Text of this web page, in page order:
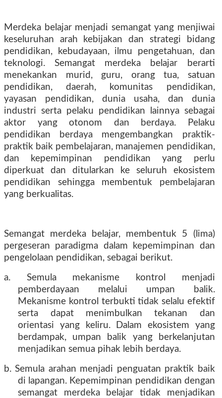
Merdeka belajar menjadi semangat yang menjiwai
keseluruhan arah kebijakan dan strategi bidang
pendidikan, kebudayaan, ilmu pengetahuan, dan
teknologi. Semangat merdeka belajar berarti
menekankan murid, guru, orang tua, satuan
pendidikan, daerah, komunitas pendidikan,
yayasan pendidikan, dunia usaha, dan dunia
industri serta pelaku pendidikan lainnya sebagai
aktor yang otonom dan berdaya. Pelaku
pendidikan berdaya mengembangkan praktik-
praktik baik pembelajaran, manajemen pendidikan,
dan kepemimpinan pendidikan yang perlu
diperkuat dan ditularkan ke seluruh ekosistem
pendidikan sehingga membentuk pembelajaran
yang berkualitas.
Semangat merdeka belajar, membentuk 5 (lima)
pergeseran paradigma dalam kepemimpinan dan
pengelolaan pendidikan, sebagai berikut.
a. Semula mekanisme kontrol menjadi
pemberdayaan melalui umpan balik.
Mekanisme kontrol terbukti tidak selalu efektif
serta dapat menimbulkan tekanan dan
orientasi yang keliru. Dalam ekosistem yang
berdampak, umpan balik yang berkelanjutan
menjadikan semua pihak lebih berdaya.
b. Semula arahan menjadi penguatan praktik baik
di lapangan. Kepemimpinan pendidikan dengan
semangat merdeka belajar tidak menjadikan